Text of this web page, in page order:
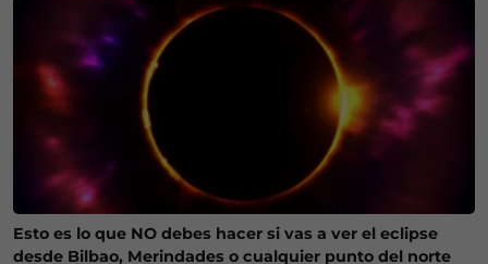
Esto es lo que NO debes hacer si vas a ver el eclipse
desde Bilbao, Merindades o cualquier punto del norte